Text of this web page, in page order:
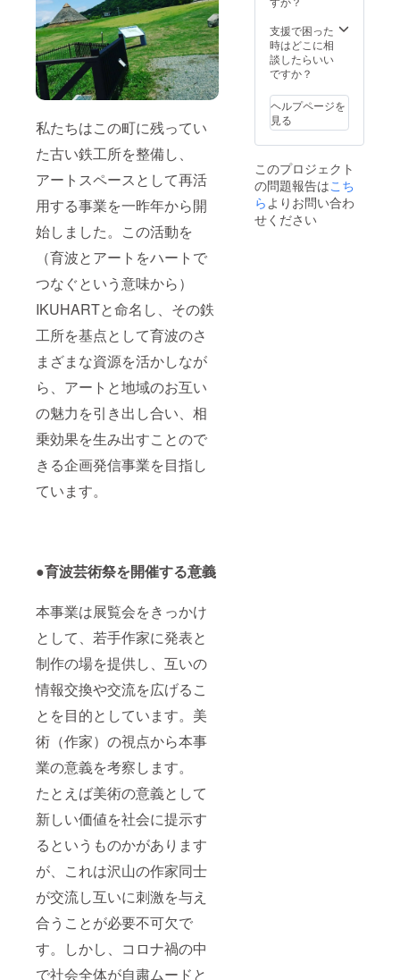
私たちはこの町に残ってい
た古い鉄工所を整備し、
アートスペースとして再活
用する事業を一昨年から開
始しました。この活動を
（育波とアートをハートで
つなぐという意味から）
IKUHARTと命名し、その鉄
工所を基点として育波のさ
まざまな資源を活かしなが
ら、アートと地域のお互い
の魅力を引き出し合い、相
乗効果を生み出すことので
きる企画発信事業を目指し
ています。
●育波芸術祭を開催する意義
本事業は展覧会をきっかけ
として、若手作家に発表と
制作の場を提供し、互いの
情報交換や交流を広げるこ
とを目的としています。美
術（作家）の視点から本事
業の意義を考察します。
たとえば美術の意義として
新しい価値を社会に提示す
るというものかがあります
が、これは沢山の作家同士
が交流し互いに刺激を与え
合うことが必要不可欠で
す。しかし、コロナ禍の中
で社会全体が自粛ムードと
の詳細
につい
ては、
プロ
ト本文
リター
ンの項
目をご
ださ
い。
れ以前
(9月等)
に送付
する可
ござい
ます。
＊掲載
可否(匿
望)・ペ
ンネー
ム掲載
などに
ついて
支援で困った
時はどこに相
談したらいい
ですか？
ヘルプページを
見る
このプロジェクト
の問題報告はこち
らよりお問い合わ
せください